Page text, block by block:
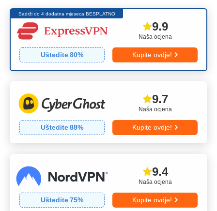
Sadrži do 4 dodatna mjeseca BESPLATNO
Naša ocjena
9.9
Uštedite80% Kupite ovdje!
Naša ocjena
9.7
Uštedite88% Kupite ovdje!
Naša ocjena
9.4
Uštedite75% Kupite ovdje!